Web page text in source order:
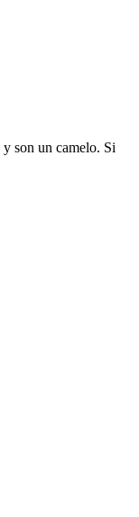
son un camelo. Si